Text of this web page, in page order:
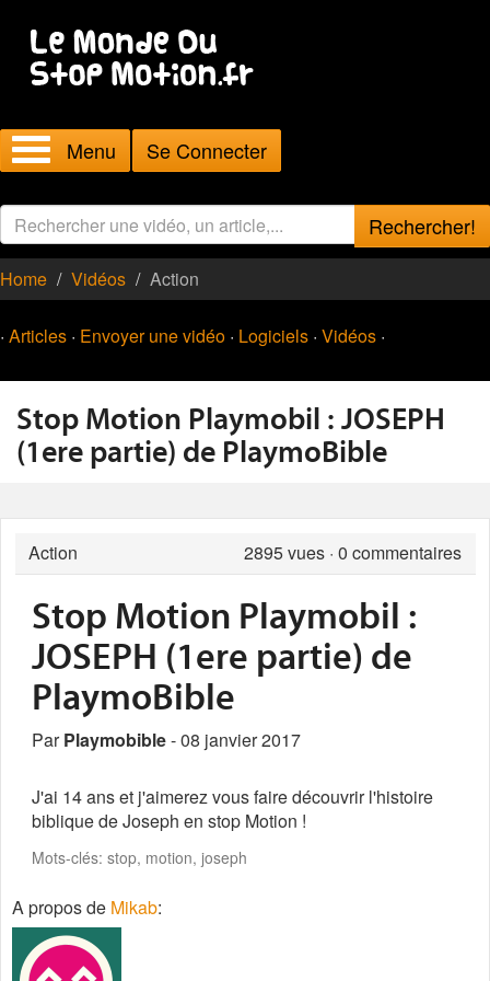
Menu Se Connecter
Rechercher!
Home Vidéos Action
· Articles · Envoyer une vidéo · Logiciels · Vidéos ·
Stop Motion Playmobil : JOSEPH
(1ere partie) de PlaymoBible
Action 2895vues · 0 commentaires
Stop Motion Playmobil :
JOSEPH (1ere partie) de
PlaymoBible
ParPlaymobible- 08 janvier 2017
J'ai 14 ans et j'aimerez vous faire découvrir l'histoire
biblique de Joseph en stop Motion !
Mots-clés: stop, motion, joseph
A propos de Mikab: